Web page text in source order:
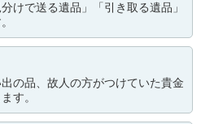
けで送る遺品」「引き取る遺品」
の品、故人の方がつけていた貴金
す。